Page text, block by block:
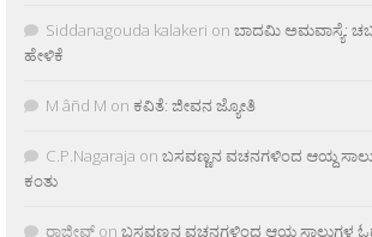
Siddanagouda kalakeri on ಬಾದಮಿ ಅಮವಾಸ್ಯೆ:
ಹೇಳಿಕೆ
M âñd M on ಕವಿತೆ: ಜೀವನ ಜ್ಯೋತಿ
C.P.Nagaraja on ಬಸವಣ್ಣನ ವಚನಗಳಿಂದ ಆಯ್ದ
ಕಂತು
ರಾಜೀವ್ on ಬಸವಣ್ಣನ ವಚನಗಳಿಂದ ಆಯ್ದ ಸಾಲುಗಳ